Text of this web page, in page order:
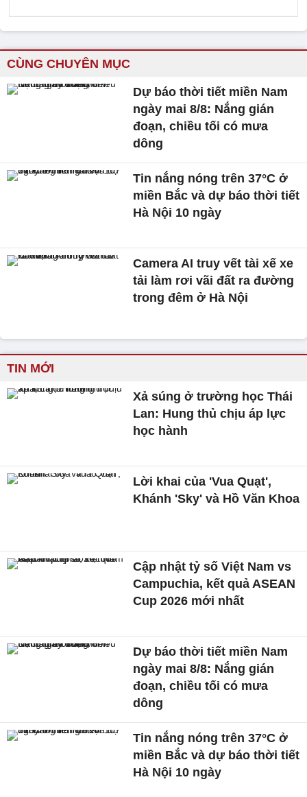
CÙNG CHUYÊN MỤC
Dự báo thời tiết miền Nam
ngày mai 8/8: Nắng gián
đoạn, chiều tối có mưa
dông
Tin nắng nóng trên 37°C ở
miền Bắc và dự báo thời tiết
Hà Nội 10 ngày
Camera AI truy vết tài xế xe
tải làm rơi vãi đất ra đường
trong đêm ở Hà Nội
TIN MỚI
Xả súng ở trường học Thái
Lan: Hung thủ chịu áp lực
học hành
Lời khai của 'Vua Quạt',
Khánh 'Sky' và Hồ Văn Khoa
Cập nhật tỷ số Việt Nam vs
Campuchia, kết quả ASEAN
Cup 2026 mới nhất
Dự báo thời tiết miền Nam
ngày mai 8/8: Nắng gián
đoạn, chiều tối có mưa
dông
Tin nắng nóng trên 37°C ở
miền Bắc và dự báo thời tiết
Hà Nội 10 ngày